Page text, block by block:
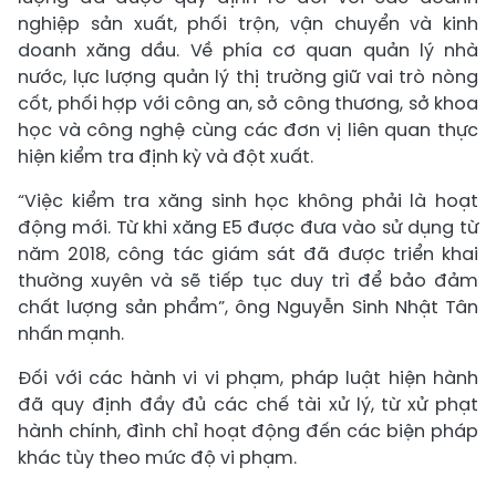
nghiệp sản xuất, phối trộn, vận chuyển và kinh
doanh xăng dầu. Về phía cơ quan quản lý nhà
nước, lực lượng quản lý thị trường giữ vai trò nòng
cốt, phối hợp với công an, sở công thương, sở khoa
học và công nghệ cùng các đơn vị liên quan thực
hiện kiểm tra định kỳ và đột xuất.
“Việc kiểm tra xăng sinh học không phải là hoạt
động mới. Từ khi xăng E5 được đưa vào sử dụng từ
năm 2018, công tác giám sát đã được triển khai
thường xuyên và sẽ tiếp tục duy trì để bảo đảm
chất lượng sản phẩm”, ông Nguyễn Sinh Nhật Tân
nhấn mạnh.
Đối với các hành vi vi phạm, pháp luật hiện hành
đã quy định đầy đủ các chế tài xử lý, từ xử phạt
hành chính, đình chỉ hoạt động đến các biện pháp
khác tùy theo mức độ vi phạm.